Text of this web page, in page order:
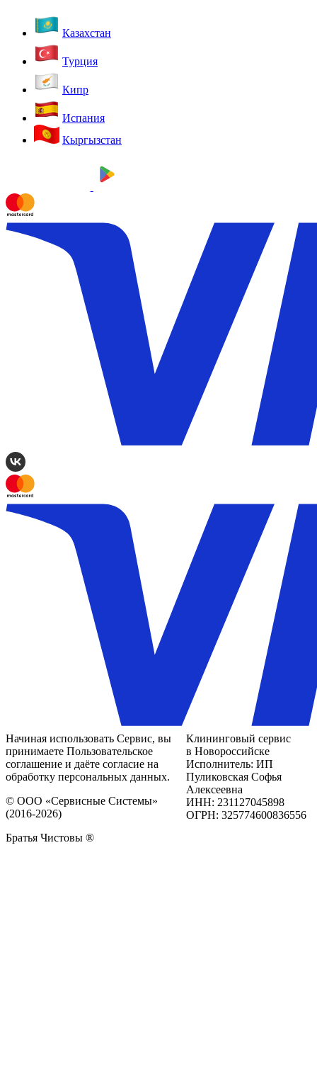
Казахстан
Турция
Кипр
Испания
Кыргызстан
Начиная использовать Сервис, вы
принимаете Пользовательское
соглашение и даёте согласие на
обработку персональных данных.
© ООО «Сервисные Системы»
(2016-2026)
Братья Чистовы ®
Клининговый сервис
в Новороссийске
Исполнитель: ИП
Пуликовская Софья
Алексеевна
ИНН: 231127045898
ОГРН: 325774600836556